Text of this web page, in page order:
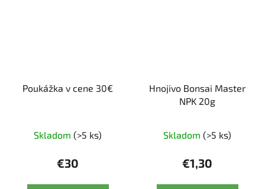
Poukážka v cene 30€
Skladom (>5 ks)
€30
Hnojivo Bonsai Master
NPK 20g
Skladom (>5 ks)
€1,30